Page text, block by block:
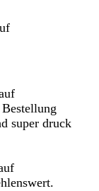
super druck